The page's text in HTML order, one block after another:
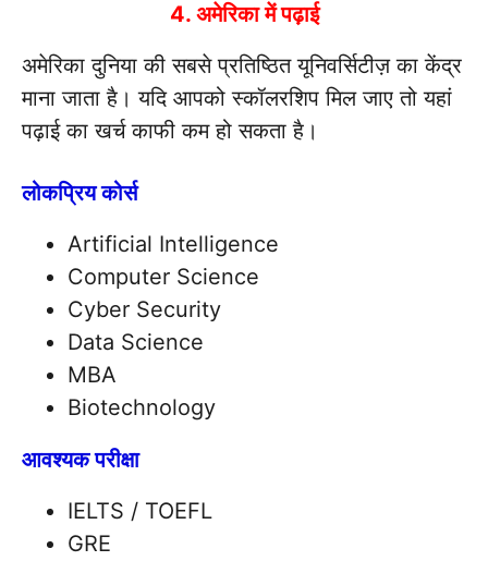
4. अमेरिका में पढ़ाई
अमेरिका दुनिया की सबसे प्रतिष्ठित यूनिवर्सिटीज़ का केंद्र
माना जाता है। यदि आपको स्कॉलरशिप मिल जाए तो यहां
पढ़ाई का खर्च काफी कम हो सकता है।
लोकप्रिय कोर्स
Artificial Intelligence
Computer Science
Cyber Security
Data Science
MBA
Biotechnology
आवश्यक परीक्षा
IELTS / TOEFL
GRE